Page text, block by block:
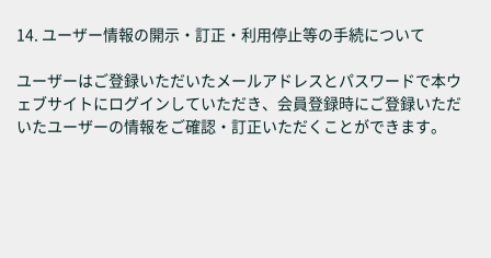
14. ユーザー情報の開示・訂正・利用停止等の手続について
ユーザーはご登録いただいたメールアドレスとパスワードで本ウ
ェブサイトにログインしていただき、会員登録時にご登録いただ
いたユーザーの情報をご確認・訂正いただくことができます。